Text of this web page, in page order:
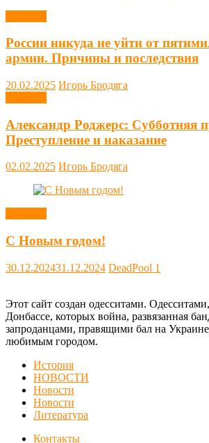
России никуда не уйти от
армии. Причины и последствия
20.02.2025 Игорь Бродяга
Александр Роджерс: Субботняя
Преступление и наказание
02.02.2025 Игорь Бродяга
С Новым годом!
30.12.202431.12.2024 DeadPool 1
Этот сайт создан одесситами.
Донбассе, которых война, развязанная
запроданцами, правящими бал на
любимым городом.
История
НОВОСТИ
Новости
Новости
Литература
Контакты